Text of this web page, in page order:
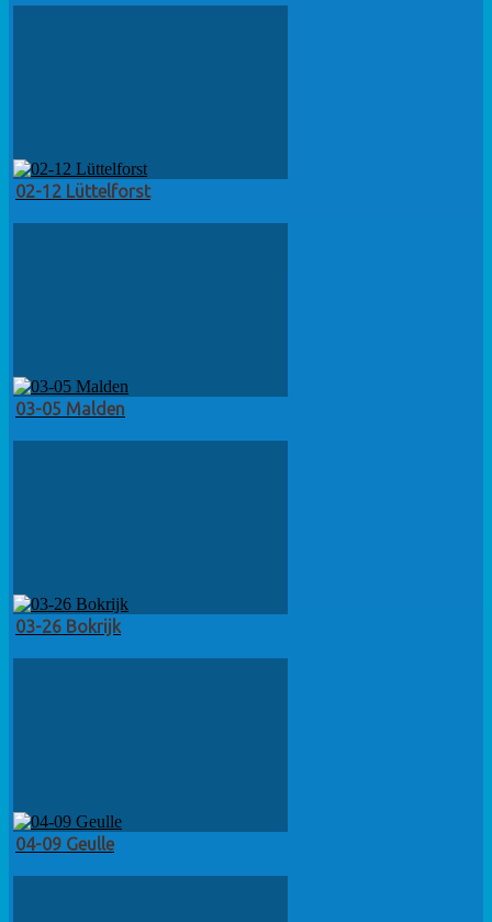
02-12 Lüttelforst
03-05 Malden
03-26 Bokrijk
04-09 Geulle